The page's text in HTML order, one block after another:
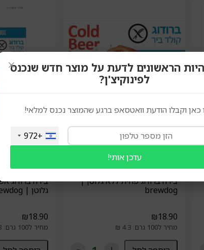
בירה ברודוג פחית ללא גלוטן |
brewdog
₪18.90
מחיר ל100 גרם: 4.3 ₪
בירה ברודוג
גלוטן | brewdog
₪18.90
מחיר ל100 גרם: 4.3 ₪
הראשונים לדעת על מוצר חדש שנכנס
לפינוקיצ'ן?
×
כאן וקבלו הודעת וואטסאפ ברגע שהמוצר נכנס למלאי!
+972
עדכן אותי!